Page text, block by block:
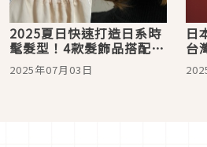
2025夏日快速打造日系時
髦髮型！4款髮飾品搭配指
南推薦
2025年07月03日
日
台
鏽
鬆